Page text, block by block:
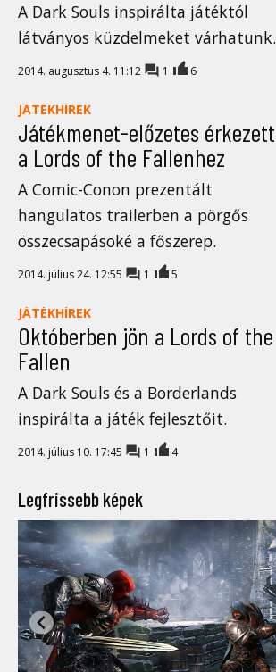
A Dark Souls inspirálta játéktól
látványos küzdelmeket várhatunk.
2014. augusztus 4. 11:12 1 6
JÁTÉKHÍREK
Játékmenet-előzetes érkezett
a Lords of the Fallenhez
A Comic-Conon prezentált
hangulatos trailerben a pörgős
összecsapásoké a főszerep.
2014. július 24. 12:55 1 5
JÁTÉKHÍREK
Októberben jön a Lords of the
Fallen
A Dark Souls és a Borderlands
inspirálta a játék fejlesztőit.
2014. július 10. 17:45 1 4
Legfrissebb képek